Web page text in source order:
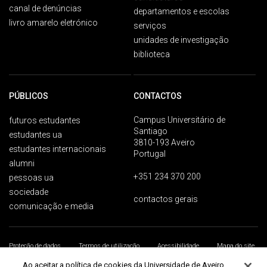
canal de denúncias
livro amarelo eletrónico
departamentos e escolas
serviços
unidades de investigação
biblioteca
PÚBLICOS
futuros estudantes
estudantes ua
estudantes internacionais
alumni
pessoas ua
sociedade
comunicação e media
CONTACTOS
Campus Universitário de
Santiago
3810-193 Aveiro
Portugal
+351 234 370 200
contactos gerais
Proteção de dados Termos de utilização Acessibilidade
Mapa do site
Universidade de Aveiro 2026
Ao aceitar a política de cookies da Universidade de Aveiro